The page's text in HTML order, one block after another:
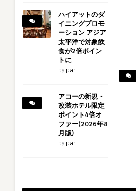
ハイアットのダ
イニングプロモ
ーション アジア
太平洋で対象飲
食が2倍ポイン
トに
by par
アコーの新規・
改装ホテル限定
ポイント4倍オ
ファー(2026年8
月版)
by par